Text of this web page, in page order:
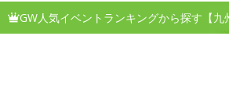
GW人気イベントランキングから探す【九